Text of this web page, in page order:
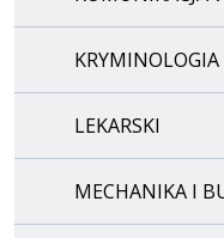
LEKARSKI
MECHANIKA I